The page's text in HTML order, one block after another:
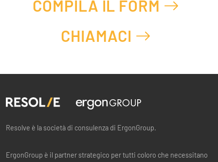
COMPILA IL FORM
CHIAMACI
Resolve è la società di consulenza di ErgonGroup.
ErgonGroup è il partner strategico per tutti coloro che necessitano